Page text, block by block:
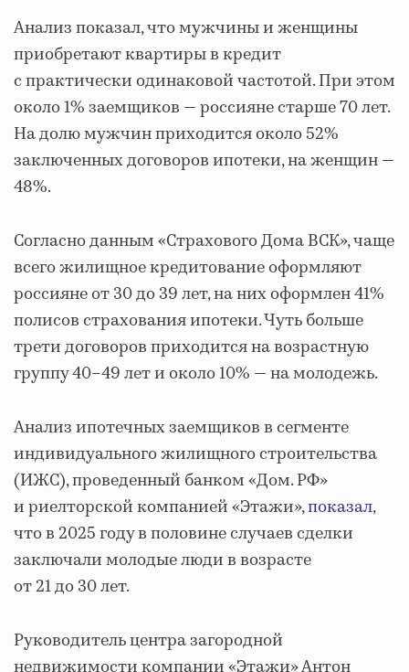
Анализ показал, что мужчины и женщины
приобретают квартиры в кредит
с практически одинаковой частотой. При этом
около 1% заемщиков — россияне старше 70 лет.
На долю мужчин приходится около 52%
заключенных договоров ипотеки, на женщин —
48%.
Согласно данным «Страхового Дома ВСК», чаще
всего жилищное кредитование оформляют
россияне от 30 до 39 лет, на них оформлен 41%
полисов страхования ипотеки. Чуть больше
трети договоров приходится на возрастную
группу 40–49 лет и около 10% — на молодежь.
Анализ ипотечных заемщиков в сегменте
индивидуального жилищного строительства
(ИЖС), проведенный банком «Дом. РФ»
и риелторской компанией «Этажи»,показал,
что в 2025 году в половине случаев сделки
заключали молодые люди в возрасте
от 21 до 30 лет.
Руководитель центра загородной
недвижимости компании «Этажи» Антон